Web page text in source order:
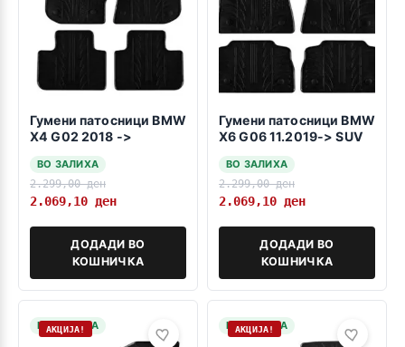
Гумени патосници BMW
X4 G02 2018 ->
ВО ЗАЛИХА
2.299,00ден
2.069,10 ден
ДОДАДИ ВО
КОШНИЧКА
Гумени патосници BMW
X6 G06 11.2019-> SUV
ВО ЗАЛИХА
2.299,00ден
2.069,10 ден
ДОДАДИ ВО
КОШНИЧКА
НА ЗАЛИХА
АКЦИЈА! НА ЗАЛИХА
АКЦИЈА!